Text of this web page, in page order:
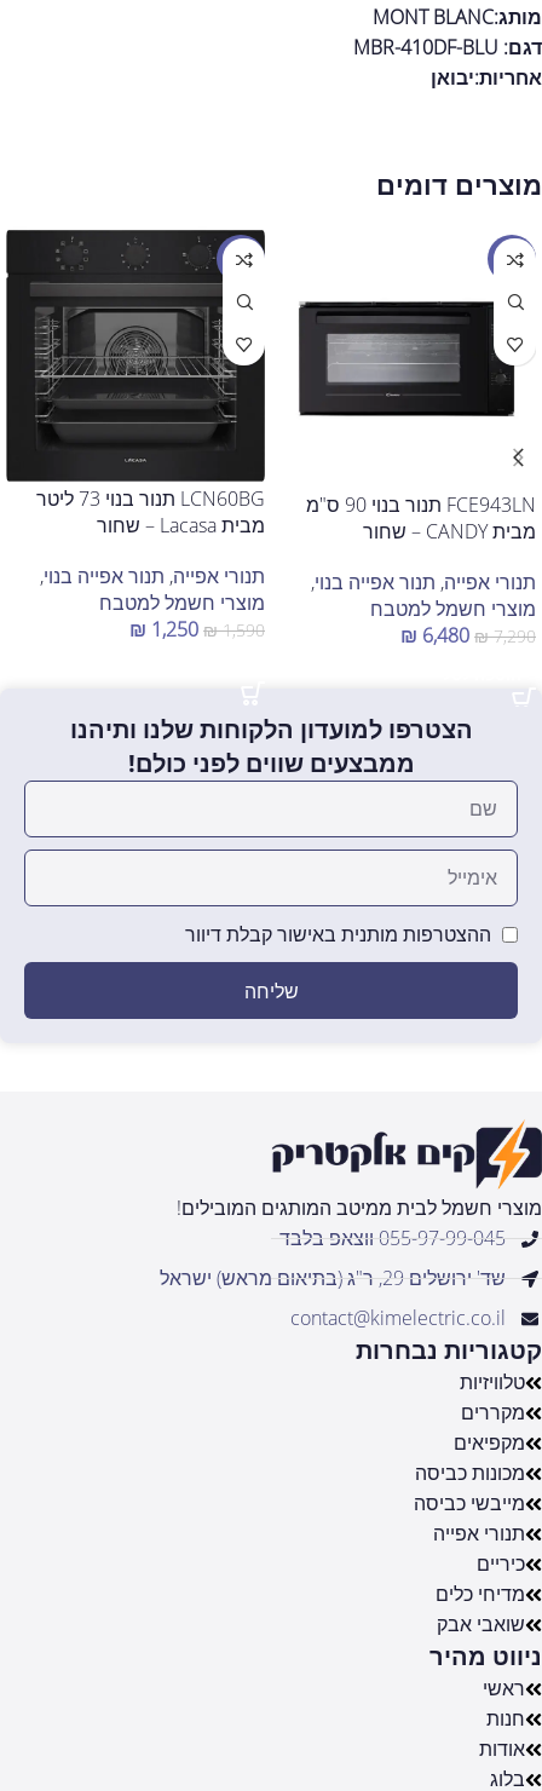
מותג:MONT BLANC
דגם: MBR-410DF-BLU
אחריות:יבואן
מוצרים דומים
מבצע
FCE943LN תנור בנוי 90 ס"מ
מבית CANDY – שחור
תנורי אפייה, תנור אפייה בנוי,
מוצרי חשמל למטבח
₪7,290
₪ 6,480
מבצע
LCN60BG תנור בנוי 73 ליטר
מבית Lacasa – שחור
תנורי אפייה, תנור אפייה בנוי,
מוצרי חשמל למטבח
₪1,590
₪ 1,250
הצטרפו למועדון הלקוחות שלנו ותיהנו
ממבצעים שווים לפני כולם!
ההצטרפות מותנית באישור קבלת דיוור
שליחה
מוצרי חשמל לבית ממיטב המותגים המובילים!
055-97-99-045 ווצאפ בלבד
שד' ירושלים 29, ר"ג (בתיאום מראש) ישראל
contact@kimelectric.co.il
קטגוריות נבחרות
טלוויזיות
מקררים
מקפיאים
מכונות כביסה
מייבשי כביסה
תנורי אפייה
כיריים
מדיחי כלים
שואבי אבק
ניווט מהיר
ראשי
חנות
אודות
בלוג